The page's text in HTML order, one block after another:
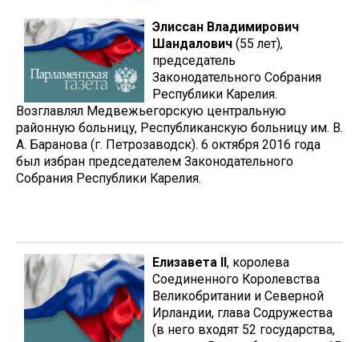
Элиссан Владимирович
Шандалович (55 лет),
председатель
Законодательного Собрания
Республики Карелия.
Возглавлял Медвежьегорскую центральную
районную больницу, Республиканскую больницу им. В.
А. Баранова (г. Петрозаводск). 6 октября 2016 года
был избран председателем Законодательного
Собрания Республики Карелия.
Елизавета II, королева
Соединенного Королевства
Великобритании и Северной
Ирландии, глава Содружества
(в него входят 52 государства,